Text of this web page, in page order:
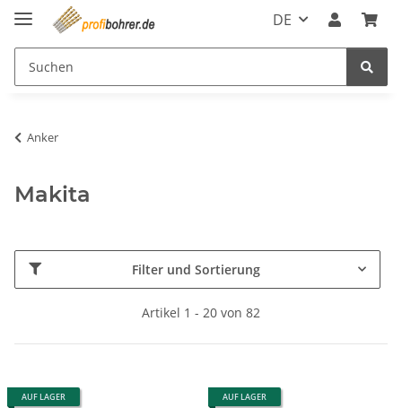
DE
Anker
Makita
Filter und Sortierung
Artikel 1 - 20 von 82
AUF LAGER AUF LAGER